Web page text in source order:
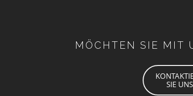
MÖCHTEN SIE MIT
SIE UNS